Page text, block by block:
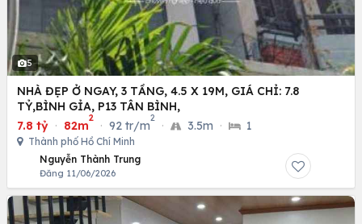
5
NHÀ ĐẸP Ở NGAY, 3 TẦNG, 4.5 X 19M, GIÁ CHỈ: 7.8
TỶ,BÌNH GỈA, P13 TÂN BÌNH,
7.8 tỷ · 82m
2
· 92 tr/m
2
· 3.5m · 1
Thành phố Hồ Chí Minh
Nguyễn Thành Trung
Đăng 11/06/2026